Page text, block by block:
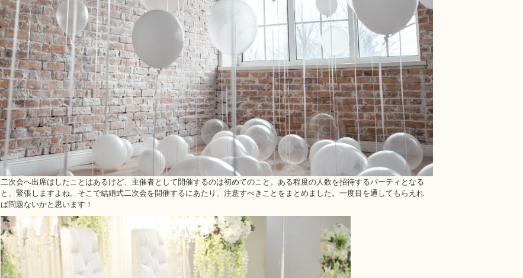
二次会へ出席はしたことはあるけど、主催者として開催するのは初めてのこと。ある程度の人数を招待するパーティとなる
と、緊張しますよね。そこで結婚式二次会を開催するにあたり、注意すべきことをまとめました。一度目を通してもらえれ
ば問題ないかと思います！